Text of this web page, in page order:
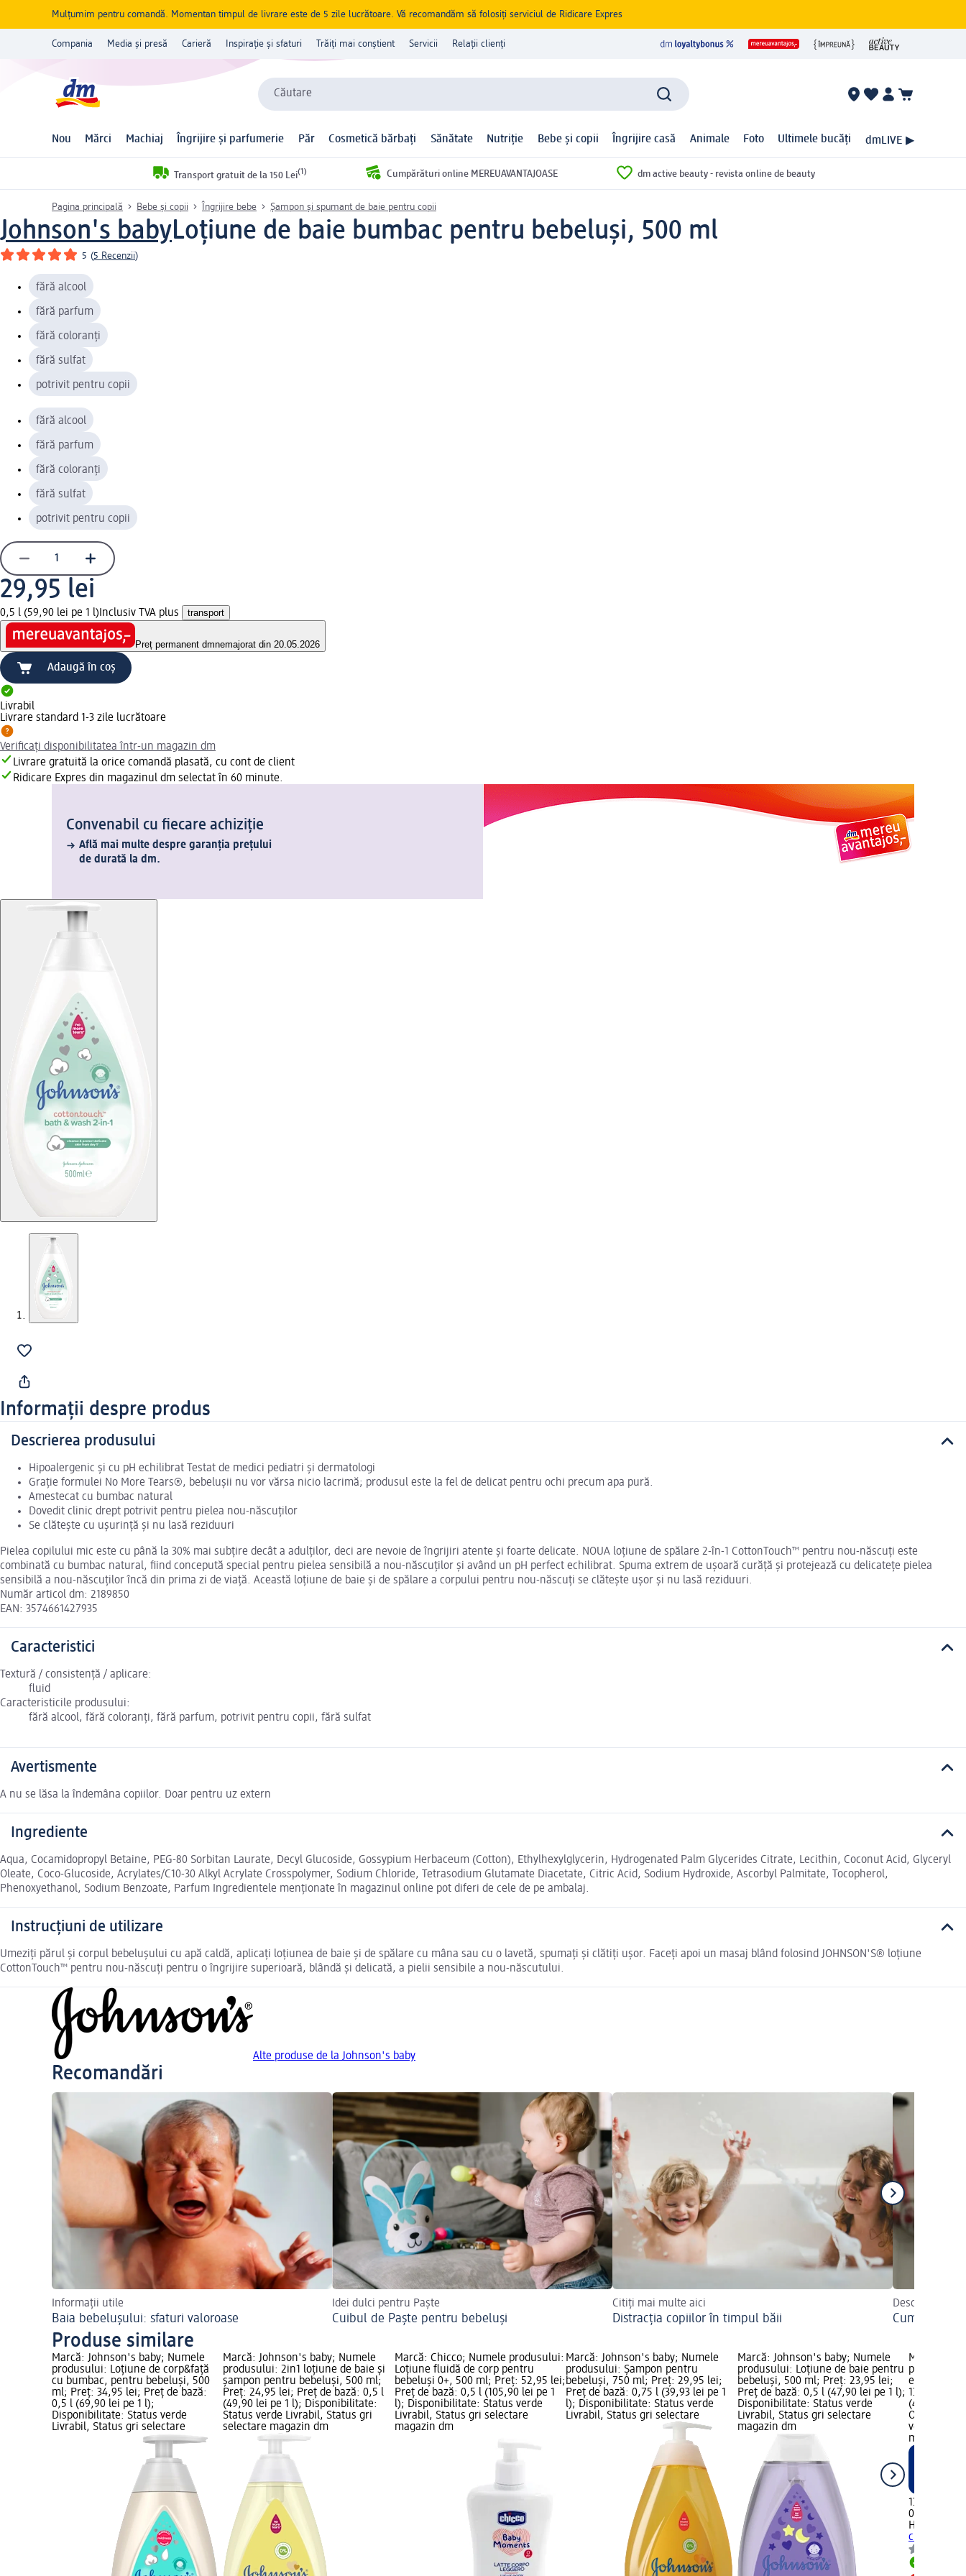
Mulțumim pentru comandă. Momentan timpul de livrare este de 5 zile lucrătoare. Vă recomandăm să folosiți serviciul de Ridicare Expres
Compania Media și presă Carieră Inspirație și sfaturi Trăiți mai conștient Servicii Relații clienți
Căutare
Nou Mărci Machiaj Îngrijire și parfumerie Păr Cosmetică bărbați Sănătate Nutriție Bebe și copii Îngrijire casă Animale Foto Ultimele bucăți dmLIVE ▶
Transport gratuit de la 150 Lei(1) Cumpărături online MEREUAVANTAJOASE dm active beauty - revista online de beauty
Pagina principală Bebe și copii Îngrijire bebe Șampon și spumant de baie pentru copii
Johnson's babyLoțiune de baie bumbac pentru bebeluși, 500 ml
5 (5 Recenzii)
fără alcool
fără parfum
fără coloranți
fără sulfat
potrivit pentru copii
fără alcool
fără parfum
fără coloranți
fără sulfat
potrivit pentru copii
29,95 lei
0,5 l (59,90 lei pe 1 l) Inclusiv TVA plus transport
Preț permanent dmnemajorat din 20.05.2026
Adaugă în coș
Livrabil
Livrare standard 1-3 zile lucrătoare
Verificați disponibilitatea într-un magazin dm
Livrare gratuită la orice comandă plasată, cu cont de client
Ridicare Expres din magazinul dm selectat în 60 minute.
Convenabil cu fiecare achiziție
Află mai multe despre garanția prețului
de durată la dm.
Informații despre produs
Descrierea produsului
Hipoalergenic și cu pH echilibrat Testat de medici pediatri și dermatologi
Grație formulei No More Tears®, bebelușii nu vor vărsa nicio lacrimă; produsul este la fel de delicat pentru ochi precum apa pură.
Amestecat cu bumbac natural
Dovedit clinic drept potrivit pentru pielea nou-născuților
Se clătește cu ușurință și nu lasă reziduuri
Pielea copilului mic este cu până la 30% mai subțire decât a adulților, deci are nevoie de îngrijiri atente și foarte delicate. NOUA loțiune de spălare 2-în-1 CottonTouch™ pentru nou-născuți este
combinată cu bumbac natural, fiind concepută special pentru pielea sensibilă a nou-născuților și având un pH perfect echilibrat. Spuma extrem de ușoară curăță și protejează cu delicatețe pielea
sensibilă a nou-născuților încă din prima zi de viață. Această loțiune de baie și de spălare a corpului pentru nou-născuți se clătește ușor și nu lasă reziduuri.
Număr articol dm: 2189850
EAN: 3574661427935
Caracteristici
Textură / consistență / aplicare:
fluid
Caracteristicile produsului:
fără alcool, fără coloranți, fără parfum, potrivit pentru copii, fără sulfat
Avertismente
A nu se lăsa la îndemâna copiilor. Doar pentru uz extern
Ingrediente
Aqua, Cocamidopropyl Betaine, PEG-80 Sorbitan Laurate, Decyl Glucoside, Gossypium Herbaceum (Cotton), Ethylhexylglycerin, Hydrogenated Palm Glycerides Citrate, Lecithin, Coconut Acid, Glyceryl
Oleate, Coco-Glucoside, Acrylates/C10-30 Alkyl Acrylate Crosspolymer, Sodium Chloride, Tetrasodium Glutamate Diacetate, Citric Acid, Sodium Hydroxide, Ascorbyl Palmitate, Tocopherol,
Phenoxyethanol, Sodium Benzoate, Parfum Ingredientele menționate în magazinul online pot diferi de cele de pe ambalaj.
Instrucțiuni de utilizare
Umeziți părul și corpul bebelușului cu apă caldă, aplicați loțiunea de baie și de spălare cu mâna sau cu o lavetă, spumați și clătiți ușor. Faceți apoi un masaj blând folosind JOHNSON'S® loțiune
CottonTouch™ pentru nou-născuți pentru o îngrijire superioară, blândă și delicată, a pielii sensibile a nou-născutului.
Alte produse de la Johnson's baby
Recomandări
Informații utile
Baia bebelușului: sfaturi valoroase
Idei dulci pentru Paște
Cuibul de Paște pentru bebeluși
Citiți mai multe aici
Distracția copiilor în timpul băii
Descoperiți de
Cum să
Produse similare
Marcă: Johnson's baby; Numele
produsului: Loțiune de corp&față
cu bumbac, pentru bebeluși, 500
ml; Preț: 34,95 lei; Preț de bază:
0,5 l (69,90 lei pe 1 l);
Disponibilitate: Status verde
Livrabil, Status gri selectare
Marcă: Johnson's baby; Numele
produsului: 2in1 loțiune de baie și
șampon pentru bebeluși, 500 ml;
Preț: 24,95 lei; Preț de bază: 0,5 l
(49,90 lei pe 1 l); Disponibilitate:
Status verde Livrabil, Status gri
selectare magazin dm
Marcă: Chicco; Numele produsului:
Loțiune fluidă de corp pentru
bebeluși 0+, 500 ml; Preț: 52,95 lei;
Preț de bază: 0,5 l (105,90 lei pe 1
l); Disponibilitate: Status verde
Livrabil, Status gri selectare
magazin dm
Marcă: Johnson's baby; Numele
produsului: Șampon pentru
bebeluși, 750 ml; Preț: 29,95 lei;
Preț de bază: 0,75 l (39,93 lei pe 1
l); Disponibilitate: Status verde
Livrabil, Status gri selectare
Marcă: Johnson's baby; Numele
produsului: Loțiune de baie pentru
bebeluși, 500 ml; Preț: 23,95 lei;
Preț de bază: 0,5 l (47,90 lei pe 1 l);
Disponibilitate: Status verde
Livrabil, Status gri selectare
magazin dm
Marcă:
produsului:
extract de
13,95 lei;
(46,50 lei
ONLINE;
verde
magazinele
13,95 lei
0,3 l (46,50
Hygienium
cu extract